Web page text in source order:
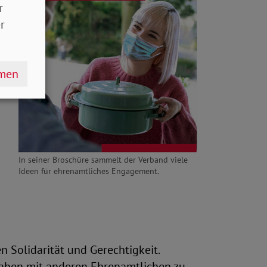
In seiner Broschüre sammelt der Verband viele
Ideen für ehrenamtliches Engagement.
Solidarität und Gerechtigkeit.